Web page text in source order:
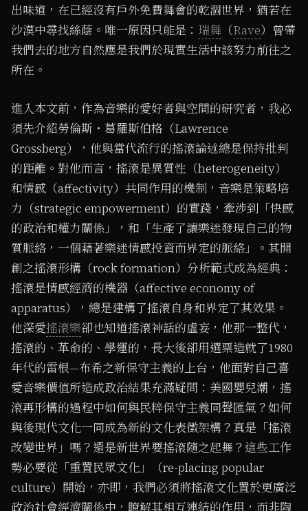
出味道，在已經沒有戶外免費舞會的乾涸世界，猶若在
沙漠中尋找絲蔭。唯一原因只能是： 瑞舞 （Rave）曾帶
我們去的地方自然應是我們於現實生活中該努力前往之
所在。
進入本文前，作為音樂的愛好者與空間的研究者，我必
須先介紹勞倫斯・葛羅斯伯格（Lawrence
Grossberg），他與當代流行的搖滾論述總是保持批判
的距離。對他而言，搖滾是異質性（heterogeneity）
和情感（affectivity）共同作用的機制，音樂是策略培
力（strategic empowerment）的實踐，牽涉到「快感
的政治和權力關係」，和「生產了讓樂迷發現自己的物
質脈絡，一個藉著樂迷情感投資而界定的脈絡」。其開
創之搖滾形構（rock formation）分析範式成為經典：
搖滾是情感經濟的機器（affective economy of
apparatus），總是建構了搖滾自身和界定了其效果。
他深愛搖滾樂卻也知道搖滾神話的虛妄，他那一整代，
搖滾的、革命的、學運的，長大後卻用選票造就了1980
年代的雷根—布希之新保守主義的上台，他面對自己喜
愛音樂價值所造成政治結果充滿疑問：美國嬰兒潮，搖
滾再形構的過程中如何與民粹保守主義同聲匯氣？如何
與後現代文化一同成為新的文化表徵架構？真是「搖滾
改變世界」嗎？還是新世界要搖滾隨之起舞？這些工作
勢必要從「重置民眾文化」（re-placing popular
culture）開始，亦即，我們必須將搖滾文化置於更廣泛